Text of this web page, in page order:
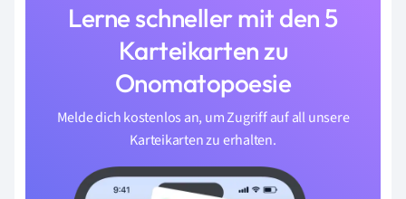
Lerne schneller mit den 5
Karteikarten zu
Onomatopoesie
Melde dich kostenlos an, um Zugriff auf all unsere
Karteikarten zu erhalten.